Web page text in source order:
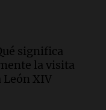
y reflexiona
significa
la visita
León XIV